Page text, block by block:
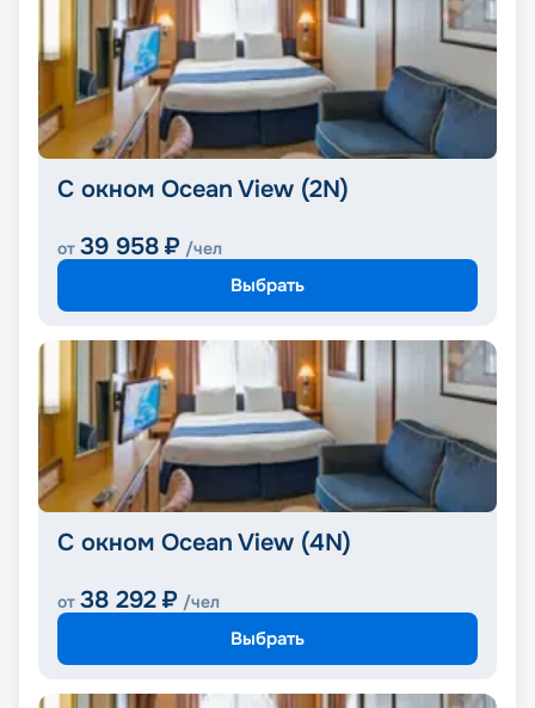
С окном Ocean View (2N)
от 39 958 ₽ /чел
Выбрать
С окном Ocean View (4N)
от 38 292 ₽ /чел
Выбрать